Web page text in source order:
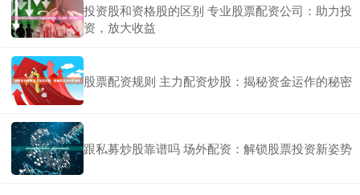
投资股和资格股的区别 专业股票配资公司：助力投
资，放大收益
股票配资规则 主力配资炒股：揭秘资金运作的秘密
跟私募炒股靠谱吗 场外配资：解锁股票投资新姿势